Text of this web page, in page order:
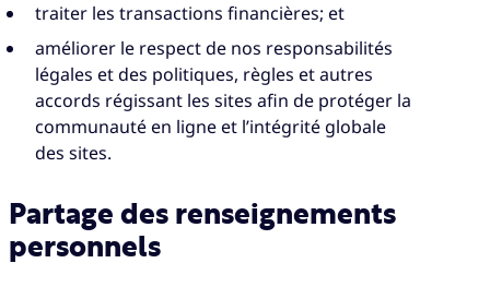
traiter les transactions financières; et
améliorer le respect de nos responsabilités
légales et des politiques, règles et autres
accords régissant les sites afin de protéger la
communauté en ligne et l’intégrité globale
des sites.
Partage des renseignements
personnels